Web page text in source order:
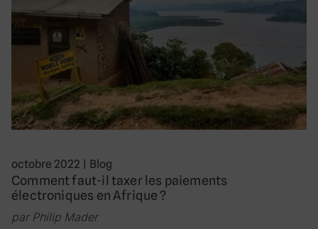
octobre 2022 | Blog
Comment faut-il taxer les paiements
électroniques en Afrique ?
par Philip Mader